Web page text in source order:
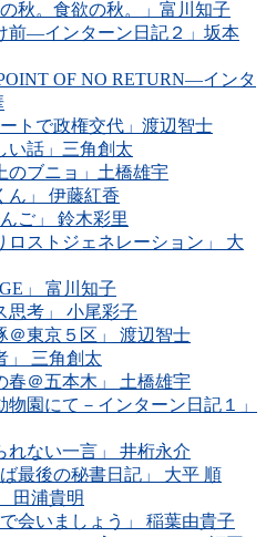
秋。食欲の秋。」富川知子
前―インターン日記２」坂本
OF NO RETURN―インタ
トで政権交代」渡辺智士
い話」三角創太
のブニョ」土橋雄宇
ん」 伊藤紅香
ご」 鈴木彩里
ロストジェネレーション」 大
」 富川知子
思考」 小尾彩子
＠東京５区」 渡辺智士
」 三角創太
春＠五本木」 土橋雄宇
物園にて－インターン日記１」
れない一言」 井桁永介
最後の秘書日記」 大平 順
田浦貴明
会いましょう」 稲葉由貴子